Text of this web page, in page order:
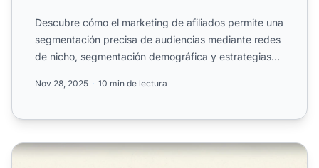
Descubre cómo el marketing de afiliados permite una
segmentación precisa de audiencias mediante redes
de nicho, segmentación demográfica y estrategias
Nov 28, 2025 10 min de lectura
¿Cómo ayuda el retargeting a aumentar las ganancias?